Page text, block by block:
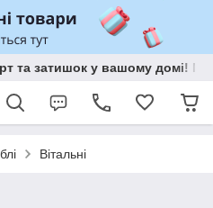
та затишок у вашому домі!
Вітальні